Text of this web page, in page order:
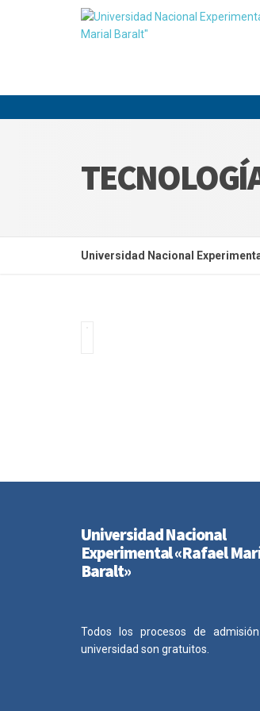
Universidad Nacional
Universidad Nacional
Experimental «Rafael
Baralt»
Todos los procesos de
universidad son gratuitos.